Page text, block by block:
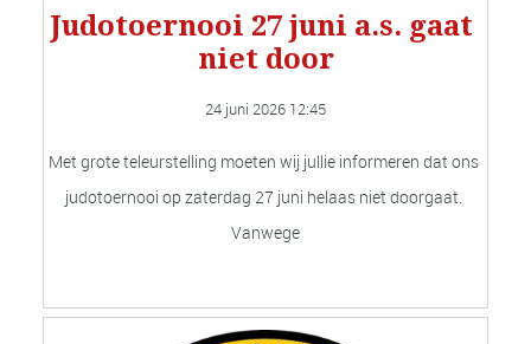
Judotoernooi 27 juni a.s. gaat
niet door
24 juni 2026 12:45
Met grote teleurstelling moeten wij jullie informeren dat ons
judotoernooi op zaterdag 27 juni helaas niet doorgaat.
Vanwege